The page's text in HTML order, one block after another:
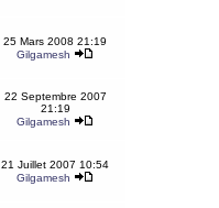
25 Mars 2008 21:19
Gilgamesh
22 Septembre 2007
21:19
Gilgamesh
21 Juillet 2007 10:54
Gilgamesh